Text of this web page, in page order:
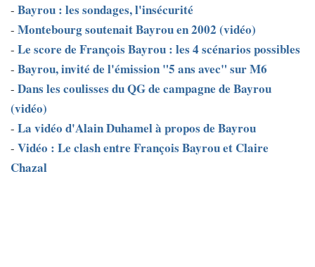
- Bayrou : les sondages, l'insécurité
- Montebourg soutenait Bayrou en 2002 (vidéo)
- Le score de François Bayrou : les 4 scénarios possibles
- Bayrou, invité de l'émission "5 ans avec" sur M6
- Dans les coulisses du QG de campagne de Bayrou
(vidéo)
- La vidéo d'Alain Duhamel à propos de Bayrou
- Vidéo : Le clash entre François Bayrou et Claire
Chazal